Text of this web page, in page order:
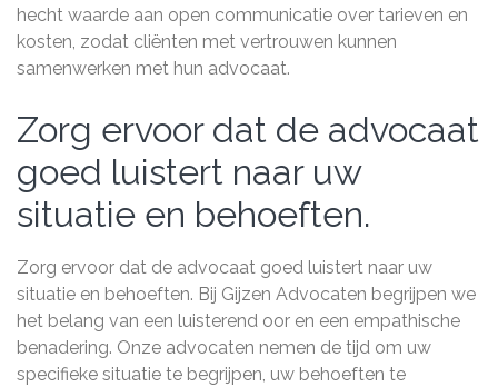
hecht waarde aan open communicatie over tarieven en
kosten, zodat cliënten met vertrouwen kunnen
samenwerken met hun advocaat.
Zorg ervoor dat de advocaat
goed luistert naar uw
situatie en behoeften.
Zorg ervoor dat de advocaat goed luistert naar uw
situatie en behoeften. Bij Gijzen Advocaten begrijpen we
het belang van een luisterend oor en een empathische
benadering. Onze advocaten nemen de tijd om uw
specifieke situatie te begrijpen, uw behoeften te